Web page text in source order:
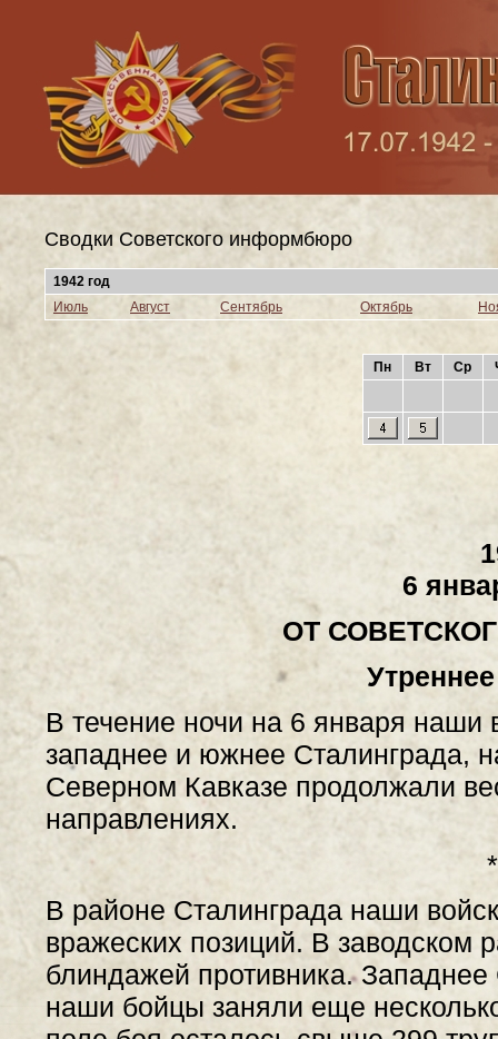
Сводки Cоветского информбюро
1942 год
Июль
Август Сентябрь Октябрь
Пн Вт Ср
6
ОТ
В течение ночи на 6 января наши
западнее и южнее Сталинграда,
Северном Кавказе продолжали
направлениях.
В районе Сталинграда наши
вражеских позиций. В заводском
блиндажей противника.
наши бойцы заняли еще